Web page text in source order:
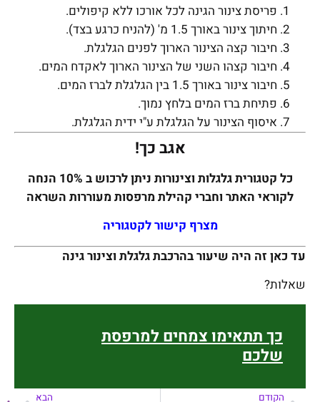
פריסת צינור הגינה לכל אורכו ללא קיפולים.
חיתוך צינור באורך 1.5 מ' (להניח כרגע בצד).
חיבור קצה הצינור הארוך לפנים הגלגלת.
חיבור קצהו השני של הצינור הארוך לאקדח המים.
חיבור צינור באורך 1.5 בין הגלגלת לברז המים.
פתיחת ברז המים בלחץ נמוך.
איסוף הצינור על הגלגלת ע"י ידית הגלגלת.
אגב כך!
כל קטגורית גלגלות וצינורות ניתן לרכוש ב 10% הנחה
לקוראי האתר וחברי קהילת מרפסות מעוררות השראה
מצרף קישור לקטגוריה
עד כאן זה היה שיעור בהרכבת גלגלת וצינור גינה
שאלות?
כך תתאימו צמחים למרפסת
שלכם
הקודם הבא